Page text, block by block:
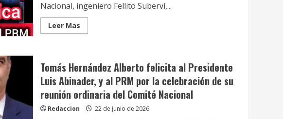
país.
Nacional, ingeniero Fellito Suberví,...
Leer MasRead
more
que
el
reto
del
PRM
es
mantener
unidad
Tomás Hernández Alberto felicita al Presidente
Luis Abinader, y al PRM por la celebración de su
reunión ordinaria del Comité Nacional
Redaccion 22 de junio de 2026